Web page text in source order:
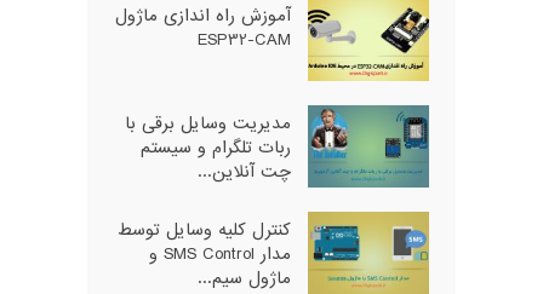
آموزش راه اندازی ماژول
ESP32-CAM
مدیریت وسایل برقی با
ربات تلگرام و سیستم
چت آنلاین...
کنترل کلیه وسایل توسط
مدار SMS Control و
ماژول سیم...